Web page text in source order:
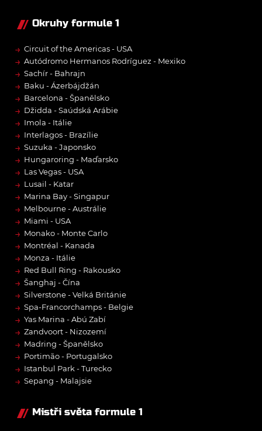
Okruhy formule 1
→ Circuit of the Americas - USA
→ Autódromo Hermanos Rodríguez - Mexiko
→ Sachír - Bahrajn
→ Baku - Ázerbájdžán
→ Barcelona - Španělsko
→ Džidda - Saúdská Arábie
→ Imola - Itálie
→ Interlagos - Brazílie
→ Suzuka - Japonsko
→ Hungaroring - Maďarsko
→ Las Vegas - USA
→ Lusail - Katar
→ Marina Bay - Singapur
→ Melbourne - Austrálie
→ Miami - USA
→ Monako - Monte Carlo
→ Montréal - Kanada
→ Monza - Itálie
→ Red Bull Ring - Rakousko
→ Šanghaj - Čína
→ Silverstone - Velká Británie
→ Spa-Francorchamps - Belgie
→ Yas Marina - Abú Zabí
→ Zandvoort - Nizozemí
→ Madring - Španělsko
→ Portimão - Portugalsko
→ Istanbul Park - Turecko
→ Sepang - Malajsie
Mistři světa formule 1